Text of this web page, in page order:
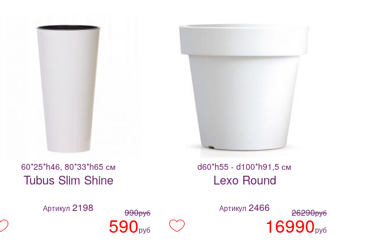
60*25*h46, 80*33*h65 см
Tubus Slim Shine
Артикул 2198 990руб
590руб
d60*h55 - d100*h91,5 см
Lexo Round
Артикул 2466 26290руб
16990руб